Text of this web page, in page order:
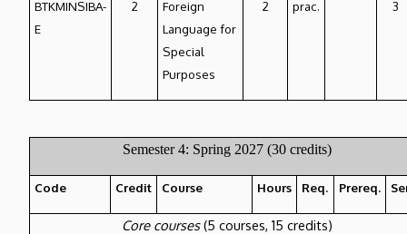
BTKMINSIBA-
E
2
Foreign
Language for
Special
Purposes
2 prac. 3
Semester 4: Spring 2027 (30 credits)
Code Credit Course Hours Req. Prereq.
Core courses(5 courses, 15 credits)